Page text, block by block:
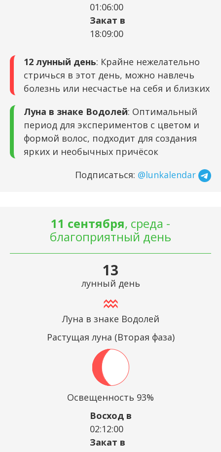
01:06:00
Закат в
18:09:00
12 лунный день: Крайне нежелательно
стричься в этот день, можно навлечь
болезнь или несчастье на себя и близких
Луна в знаке Водолей: Оптимальный
период для экспериментов с цветом и
формой волос, подходит для создания
ярких и необычных причёсок
Подписаться: @lunkalendar
11 сентября, среда -
благоприятный день
13
лунный день
Луна в знаке Водолей
Растущая луна (Вторая фаза)
Освещенность 93%
Восход в
02:12:00
Закат в